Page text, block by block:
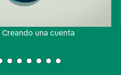
una cuenta